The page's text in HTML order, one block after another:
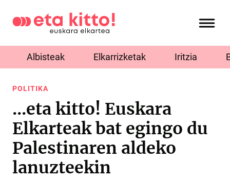
Albisteak Elkarrizketak Iritzia
POLITIKA
...eta kitto! Euskara
Elkarteak bat egingo du
Palestinaren aldeko
lanuzteekin